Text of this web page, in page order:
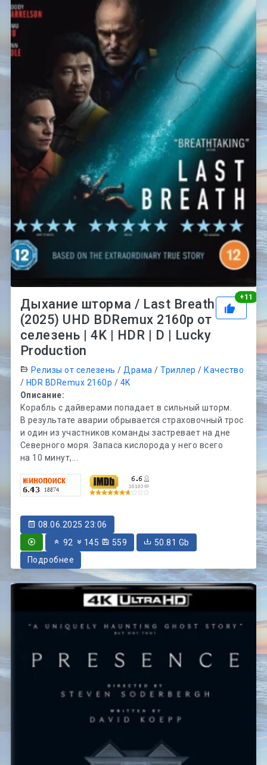
+11
Дыхание шторма / Last Breath
(2025) UHD BDRemux 2160p от
селезень | 4K | HDR | D | Lucky
Production
Релизы от селезень / Драма /Триллер / Качество
/ HDR BDRemux 2160p / 4K
Описание:
Корабль с дайверами попадает в сильный шторм.
В результате аварии обрывается страховочный трос
и один из участников команды застревает на дне
Северного моря. Запаса кислорода у него всего
на 10 минут,...
08.06.2025 23:06
92
145 559
50.81 Gb
Подробнее